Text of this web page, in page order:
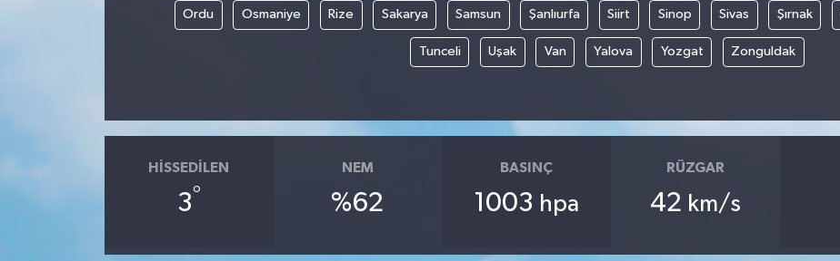
Ordu Osmaniye Rize Sakarya Samsun Şanlıurfa Siirt Sinop Sivas Şırnak
Tunceli Uşak Van Yalova Yozgat Zonguldak
HISSEDILEN
3°
NEM
%62
BASINÇ
1003 hpa
RÜZGAR
42 km/s